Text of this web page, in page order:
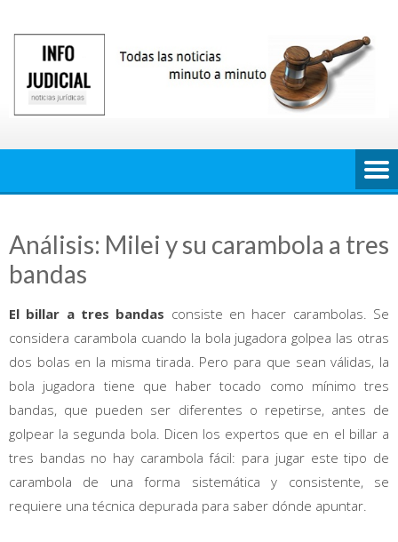
contenido
Análisis: Milei y su carambola a tres
bandas
El billar a tres bandas consiste en hacer carambolas. Se
considera carambola cuando la bola jugadora golpea las otras
dos bolas en la misma tirada. Pero para que sean válidas, la
bola jugadora tiene que haber tocado como mínimo tres
bandas, que pueden ser diferentes o repetirse, antes de
golpear la segunda bola. Dicen los expertos que en el billar a
tres bandas no hay carambola fácil: para jugar este tipo de
carambola de una forma sistemática y consistente, se
requiere una técnica depurada para saber dónde apuntar.